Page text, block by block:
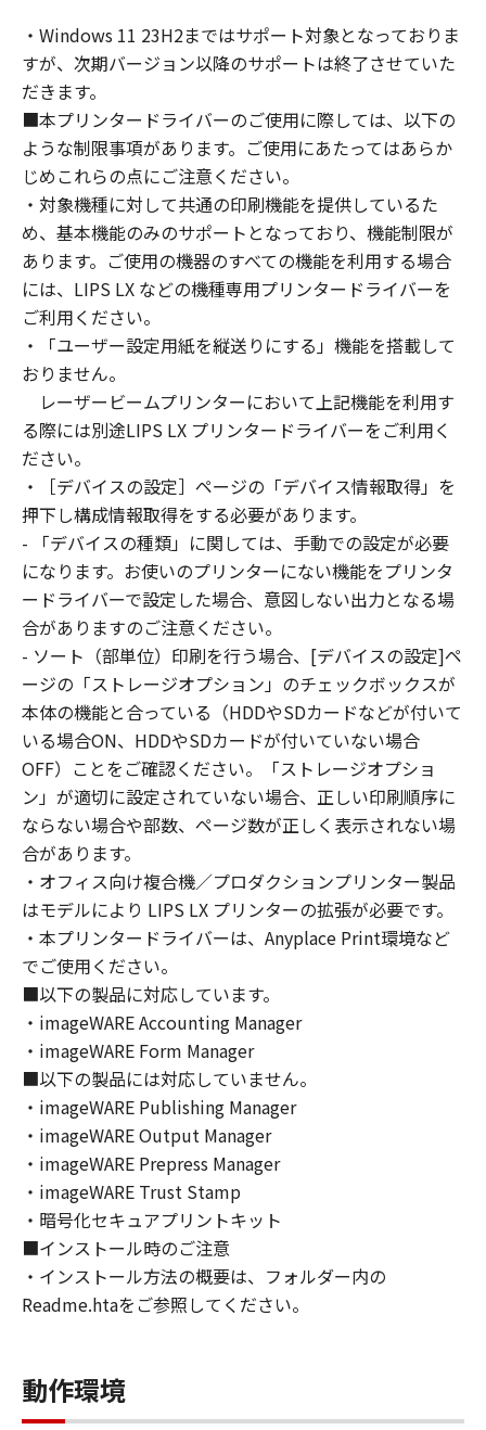
ェア」を使用させることができますが、かかる
コンピューターの使用者に本契約書上の義務お
よび条件を遵守させるとともに、その履行に関
し全責任を負うことを条件とします。
(2) お客様は、上記(1)に基づいて「本ソフトウ
ェア」を使用するためのバックアップとして、
「本ソフトウェア」を１部、複製することがで
きます。
(3) 上記(1)および(2)に定める場合を除き、キヤ
ノンまたはキヤノンのライセンサーのいかなる
知的財産権も、明示たると黙示たるとを問わ
ず、本契約書によってお客様に譲渡あるいは許
諾されるものではありません。
２．制限
(1) お客様は、再使用許諾、譲渡、販売、頒
布、リースもしくは貸与その他の方法により、
第三者に「本ソフトウェア」を使用させること
はできません。
(2) お客様は、「本ソフトウェア」の全部また
は一部を修正、改変、逆コンパイル、逆アセン
ブル、その他リバースエンジニアリング等する
ことはできません。また第三者にこのような行
為をさせてはなりません。
３．著作権表示
お客様は、「本ソフトウェア」に含まれるキヤ
ノンまたはキヤノンのライセンサーの著作権表
示を変更し、除去しもしくは削除してはなりま
せん。
４．所有権
「本ソフトウェア」に係る権原および所有権
は、その内容によりキヤノンまたはキヤノンの
ライセンサーに帰属します。
５．輸出
お客様は、日本国政府または関連する外国政府
より必要な許可等を得ることなしに、「本ソフ
トウェア」の全部または一部を、直接または間
接に輸出してはなりません。
６．サポートおよびアップデート
キヤノン、キヤノンの子会社、関係会社、それ
らの販売代理店および販売店、並びにキヤノン
のライセンサーは、お客様による「本ソフトウ
ェア」の使用を支援すること、および「本ソフ
トウェア」に対してアップデート、バグの修正
あるいはサポートを行うことについて、いかな
る責任も負うものではありません。
７．保証の否認・免責
(1) 「本ソフトウェア」は、『現状のまま』の
状態で使用許諾されます。キヤノン、キヤノン
のライセンサー、キヤノンの子会社、キヤノン
の関連会社、それらの販売代理店または販売店
め、いかなる保証も、明示たると黙示たるとを
問わず一切しないものとします。
・Windows 11 23H2まではサポート対象となっておりま
すが、次期バージョン以降のサポートは終了させていた
だきます。
■本プリンタードライバーのご使用に際しては、以下の
ような制限事項があります。ご使用にあたってはあらか
じめこれらの点にご注意ください。
・対象機種に対して共通の印刷機能を提供しているた
め、基本機能のみのサポートとなっており、機能制限が
あります。ご使用の機器のすべての機能を利用する場合
には、LIPS LX などの機種専用プリンタードライバーを
ご利用ください。
・「ユーザー設定用紙を縦送りにする」機能を搭載して
おりません。
レーザービームプリンターにおいて上記機能を利用す
る際には別途LIPS LX プリンタードライバーをご利用く
ださい。
・［デバイスの設定］ページの「デバイス情報取得」を
押下し構成情報取得をする必要があります。
- 「デバイスの種類」に関しては、手動での設定が必要
になります。お使いのプリンターにない機能をプリンタ
ードライバーで設定した場合、意図しない出力となる場
合がありますのご注意ください。
- ソート（部単位）印刷を行う場合、[デバイスの設定]ペ
ージの「ストレージオプション」のチェックボックスが
本体の機能と合っている（HDDやSDカードなどが付いて
いる場合ON、HDDやSDカードが付いていない場合
OFF）ことをご確認ください。「ストレージオプショ
ン」が適切に設定されていない場合、正しい印刷順序に
ならない場合や部数、ページ数が正しく表示されない場
合があります。
・オフィス向け複合機／プロダクションプリンター製品
はモデルにより LIPS LX プリンターの拡張が必要です。
・本プリンタードライバーは、Anyplace Print環境など
でご使用ください。
■以下の製品に対応しています。
・imageWARE Accounting Manager
・imageWARE Form Manager
■以下の製品には対応していません。
・imageWARE Publishing Manager
・imageWARE Output Manager
・imageWARE Prepress Manager
・imageWARE Trust Stamp
・暗号化セキュアプリントキット
■インストール時のご注意
・インストール方法の概要は、フォルダー内の
Readme.htaをご参照してください。
動作環境